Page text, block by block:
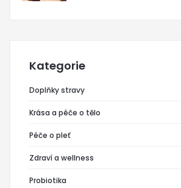
Kategorie
Doplňky stravy
Krása a péče o tělo
Péče o pleť
Zdraví a wellness
Probiotika